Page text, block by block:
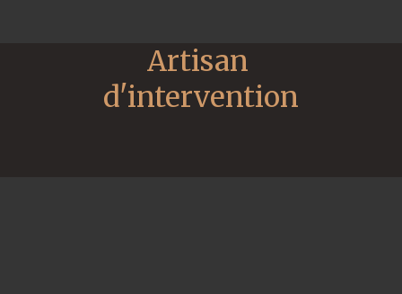
Artisan
d'intervention